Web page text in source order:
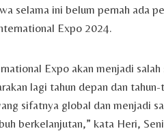
selama ini belum pernah ada
Expo 2024.
Expo akan menjadi
lagi tahun depan dan
sifatnya global dan menjadi
berkelanjutan,” kata Heri,